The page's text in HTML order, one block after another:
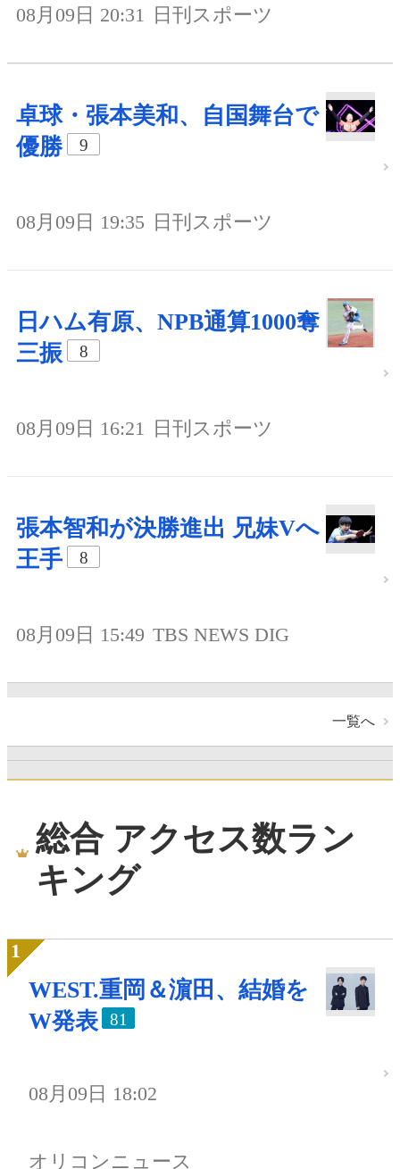
08月09日 20:31 日刊スポーツ
卓球・張本美和、自国舞台で
優勝
9
08月09日 19:35 日刊スポーツ
日ハム有原、NPB通算1000奪
三振
8
08月09日 16:21 日刊スポーツ
張本智和が決勝進出 兄妹Vへ
王手
8
08月09日 15:49 TBS NEWS DIG
一覧へ
総合 アクセス数ラン
キング
WEST.重岡＆濵田、結婚を
W発表
81
08月09日 18:02
オリコンニュース